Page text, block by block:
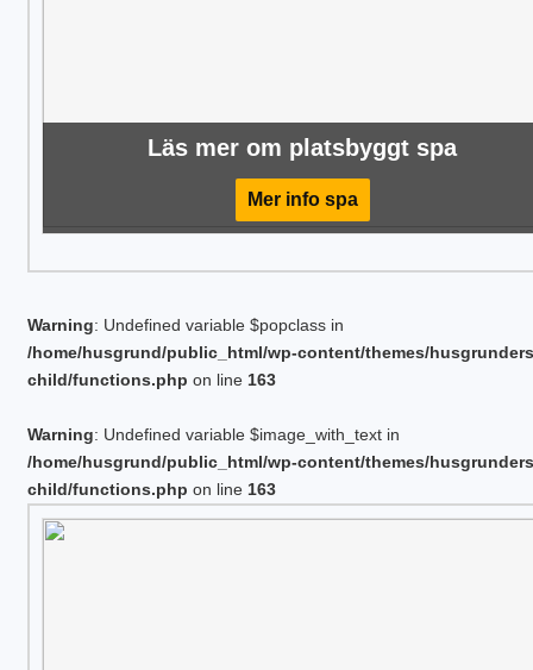
Läs mer om platsbyggt spa
Mer info spa
Warning: Undefined variable $popclass in
/home/husgrund/public_html/wp-content/themes/
child/functions.php on line 163
Warning: Undefined variable $image_with_text in
/home/husgrund/public_html/wp-content/themes/
child/functions.php on line 163